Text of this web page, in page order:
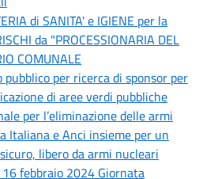
di SANITA' e IGIENE per la
da "PROCESSIONARIA DEL
COMUNALE
per ricerca di sponsor per
di aree verdi pubbliche
per l’eliminazione delle armi
Italiana e Anci insieme per un
libero da armi nucleari
febbraio 2024 Giornata